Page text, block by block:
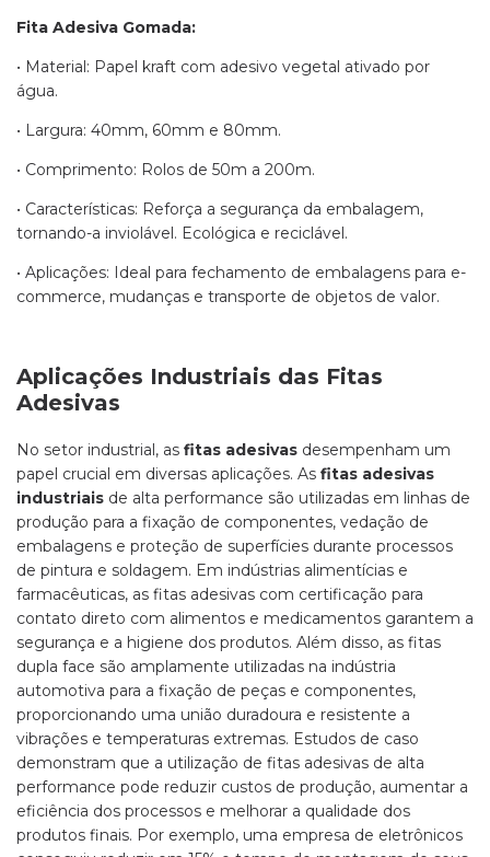
Fita Adesiva Gomada:
• Material: Papel kraft com adesivo vegetal ativado por
água.
• Largura: 40mm, 60mm e 80mm.
• Comprimento: Rolos de 50m a 200m.
• Características: Reforça a segurança da embalagem,
tornando-a inviolável. Ecológica e reciclável.
• Aplicações: Ideal para fechamento de embalagens para e-
commerce, mudanças e transporte de objetos de valor.
Aplicações Industriais das Fitas
Adesivas
No setor industrial, as fitas adesivas desempenham um
papel crucial em diversas aplicações. As fitas adesivas
industriais de alta performance são utilizadas em linhas de
produção para a fixação de componentes, vedação de
embalagens e proteção de superfícies durante processos
de pintura e soldagem. Em indústrias alimentícias e
farmacêuticas, as fitas adesivas com certificação para
contato direto com alimentos e medicamentos garantem a
segurança e a higiene dos produtos. Além disso, as fitas
dupla face são amplamente utilizadas na indústria
automotiva para a fixação de peças e componentes,
proporcionando uma união duradoura e resistente a
vibrações e temperaturas extremas. Estudos de caso
demonstram que a utilização de fitas adesivas de alta
performance pode reduzir custos de produção, aumentar a
eficiência dos processos e melhorar a qualidade dos
produtos finais. Por exemplo, uma empresa de eletrônicos